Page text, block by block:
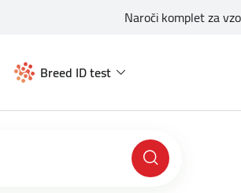
Naroči komplet za
Breed ID test